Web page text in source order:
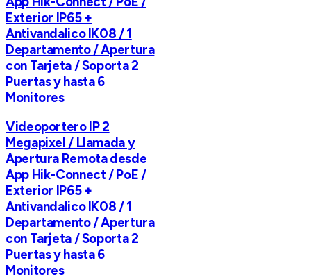
Exterior IP65 +
Antivandalico IK08 / 1
Departamento / Apertura
con Tarjeta / Soporta 2
Puertas y hasta 6
Monitores
Videoportero IP 2
Megapixel / Llamada y
Apertura Remota desde
App Hik-Connect / PoE /
Exterior IP65 +
Antivandalico IK08 / 1
Departamento / Apertura
con Tarjeta / Soporta 2
Puertas y hasta 6
Monitores